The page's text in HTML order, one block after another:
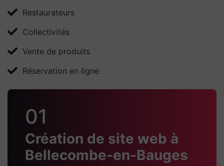
01
Création de site web à
Bellecombe-en-Bauges
Restaurateurs
Collectivités
Vente de produits
Réservation en ligne